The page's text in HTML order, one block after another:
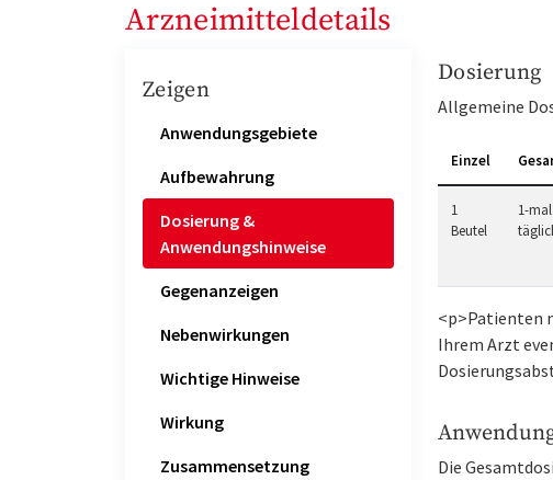
Arzneimitteldetails
Zeigen
Anwendungsgebiete
Aufbewahrung
Dosierung &
Anwendungshinweise
Gegenanzeigen
Nebenwirkungen
Wichtige Hinweise
Wirkung
Zusammensetzung
Dosierung
Allgemeine
Einzel
1
Beutel
1-mal
<p>Patienten
Ihrem Arzt
Die